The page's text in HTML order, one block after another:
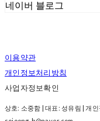
네이버 블로그
이용약관
개인정보처리방침
사업자정보확인
상호: 소중함 | 대표: 성유림 | 개